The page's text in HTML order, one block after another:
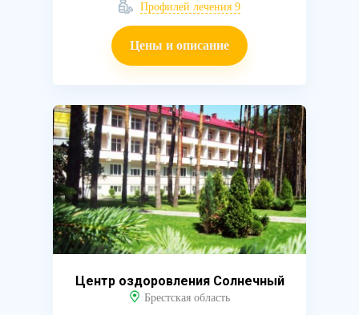
Профилей лечения 9
Цены и описание
Центр оздоровления Солнечный
Брестская область